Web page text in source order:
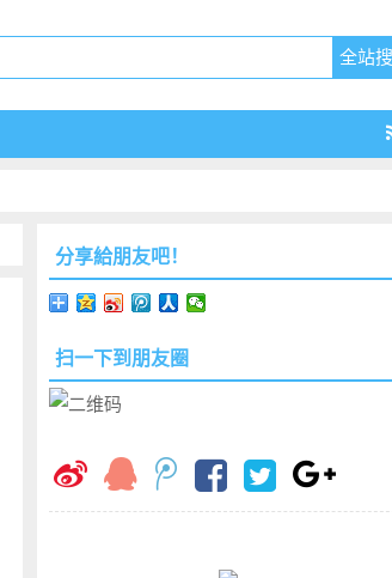
分享給朋友吧！
扫一下到朋友圈